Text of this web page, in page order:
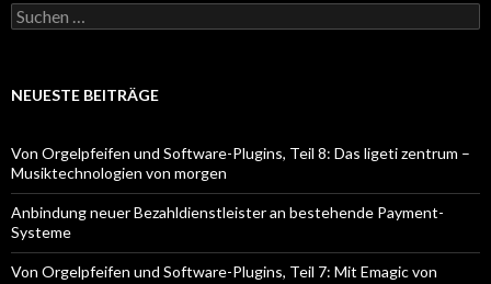
Suchen
nach:
NEUESTE BEITRÄGE
Von Orgelpfeifen und Software-Plugins, Teil 8: Das ligeti zentrum –
Musiktechnologien von morgen
Anbindung neuer Bezahldienstleister an bestehende Payment-
Systeme
Von Orgelpfeifen und Software-Plugins, Teil 7: Mit Emagic von